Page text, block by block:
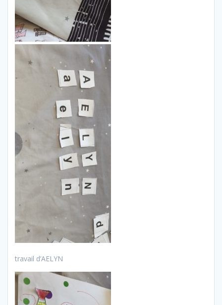
travail d’AELYN